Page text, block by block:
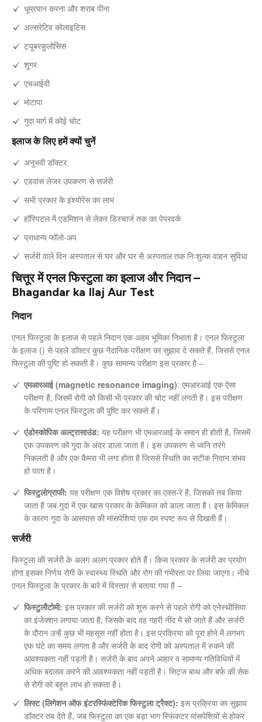
धूम्रपान करना और शराब पीना
अल्सरेटिव कोलाइटिस
ट्यूबरकुलोसिस
शुगर
एचआईवी
मोटापा
गुदा मार्ग में कोई चोट
इलाज के लिए हमें क्यों चुनें
अनुभवी डॉक्टर
एडवांस लेजर उपकरण से सर्जरी
सभी प्रकार के इंश्योरेंस का लाभ
हॉस्पिटल में एडमिशन से लेकर डिस्चार्ज तक का पेपरवर्क
प्राधान्य फॉलो-अप
सर्जरी वाले दिन अस्पताल से घर और घर से अस्पताल तक निःशुल्क वाहन सुविधा
चित्तूर में एनल फिस्टुला का इलाज और निदान –
Bhagandar ka Ilaj Aur Test
निदान
एनल फिस्टुला के इलाज से पहले निदान एक अहम भूमिका निभाता है। एनल फिस्टुला
के इलाज () से पहले डॉक्टर कुछ नैदानिक परीक्षण का सुझाव दे सकते हैं, जिससे एनल
फिस्टुला की पुष्टि हो सकती है। कुछ सामान्य परीक्षण इस प्रकार है –
एमआरआई (magnetic resonance imaging): एमआरआई एक ऐसा
परीक्षण है, जिसमें रोगी को किसी भी प्रकार की चोट नहीं लगती है। इस परीक्षण
के परिणाम एनल फिस्टुला की पुष्टि कर सकते हैं।
एंडोस्कोपिक अल्ट्रासाउंड: यह परीक्षण भी एमआरआई के समान ही होती है, जिसमें
एक उपकरण को गुदा के अंदर डाला जाता है। इस उपकरण से ध्वनि तरंगे
निकलती है और एक कैमरा भी लगा होता है जिससे स्थिति का सटीक निदान संभव
हो पाता है।
फिस्टुलोग्राफी: यह परीक्षण एक विशेष प्रकार का एक्स-रे है, जिसको तब किया
जाता है जब गुदा में एक खास प्रकार के केमिकल को डाला जाता है। इस केमिकल
के कारण गुदा के आसपास की मांसपेशियां एक दम स्पष्ट रूप से दिखती हैं।
सर्जरी
फिस्टुला की सर्जरी के अलग अलग प्रकार होते हैं। किस प्रकार के सर्जरी का प्रयोग
होगा इसका निर्णय रोगी के स्वास्थ्य स्थिति और रोग की गंभीरता पर लिया जाएगा। नीचे
एनल फिस्टुला के प्रकार के बारे में विस्तार से बताया गया है –
फिस्टुलौटोमी: इस प्रकार की सर्जरी को शुरू करने से पहले रोगी को एनेस्थीसिया
का इंजेक्शन लगाया जाता है, जिसके बाद वह गहरी नींद में सो जाते हैं और सर्जरी
के दौरान उन्हें कुछ भी महसूस नहीं होता है। इस प्रक्रिया को पूरा होने में लगभग
एक घंटे का समय लगता है और सर्जरी के बाद रोगी को अस्पताल में रुकने की
आवश्यकता नहीं पड़ती है। सर्जरी के बाद अपने आहार व सामान्य गतिविधियों में
अधिक बदलाव करने की आवश्यकता नहीं पड़ती है। सिट्ज बाथ और बर्फ की सेक
से रोगी को बहुत लाभ हो सकता है।
लिफ्ट (लिगेशन ऑफ इंटरस्फिंक्टेरिक फिस्टुला ट्रैक्ट): इस प्रक्रिया का सुझाव
डॉक्टर तब देते हैं, जब फिस्टुला का एक बड़ा भाग स्फिंकटर मांसपेशियों से होकर